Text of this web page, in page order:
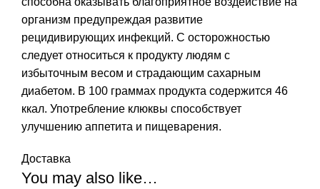
организм предупреждая развитие
рецидивирующих инфекций. С осторожностью
следует относиться к продукту людям с
избыточным весом и страдающим сахарным
диабетом. В 100 граммах продукта содержится 46
ккал. Употребление клюквы способствует
улучшению аппетита и пищеварения.
Доставка
You may also like…